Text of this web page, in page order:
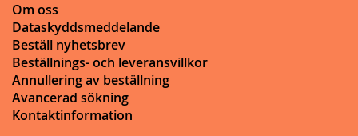
Om oss
Dataskyddsmeddelande
Beställ nyhetsbrev
Beställnings- och leveransvillkor
Annullering av beställning
Avancerad sökning
Kontaktinformation